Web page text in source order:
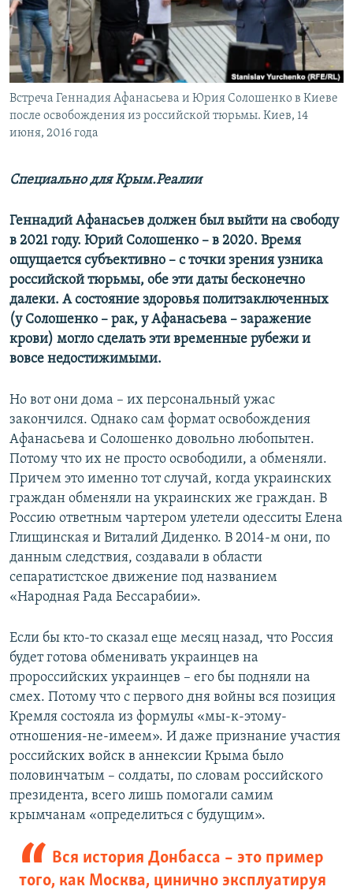
ПОБЕДИТЕЛЕЙ НЕ СУДЯТ?
КРЫМ.НЕПОКОРЕННЫЙ
ELIFBE
УКРАИНСКАЯ ПРОБЛЕМА КРЫМА
ПРИСОЕДИНЯЙТЕСЬ!
Все сайты RFE/RL
Встреча Геннадия Афанасьева и Юрия Солошенко в Киеве
после освобождения из российской тюрьмы. Киев, 14
июня, 2016 года
Специально для Крым.Реалии
Геннадий Афанасьев должен был выйти на свободу
в 2021 году. Юрий Солошенко – в 2020. Время
ощущается субъективно – с точки зрения узника
российской тюрьмы, обе эти даты бесконечно
далеки. А состояние здоровья политзаключенных
(у Солошенко – рак, у Афанасьева – заражение
крови) могло сделать эти временные рубежи и
вовсе недостижимыми.
Но вот они дома – их персональный ужас
закончился. Однако сам формат освобождения
Афанасьева и Солошенко довольно любопытен.
Потому что их не просто освободили, а обменяли.
Причем это именно тот случай, когда украинских
граждан обменяли на украинских же граждан. В
Россию ответным чартером улетели одесситы Елена
Глищинская и Виталий Диденко. В 2014-м они, по
данным следствия, создавали в области
сепаратистское движение под названием
«Народная Рада Бессарабии».
Если бы кто-то сказал еще месяц назад, что Россия
будет готова обменивать украинцев на
пророссийских украинцев – его бы подняли на
смех. Потому что с первого дня войны вся позиция
Кремля состояла из формулы «мы-к-этому-
отношения-не-имеем». И даже признание участия
российских войск в аннексии Крыма было
половинчатым – солдаты, по словам российского
президента, всего лишь помогали самим
крымчанам «определиться с будущим».
Вся история Донбасса – это пример
того, как Москва, цинично эксплуатируя